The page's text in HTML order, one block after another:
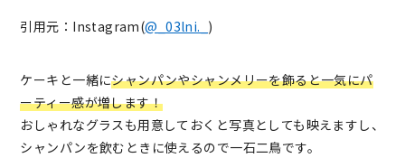
引用元：Instagram(@_03lni._ )
ケーキと一緒にシャンパンやシャンメリーを飾ると一気にパ
ーティー感が増します！
おしゃれなグラスも用意しておくと写真としても映えますし、
シャンパンを飲むときに使えるので一石二鳥です。